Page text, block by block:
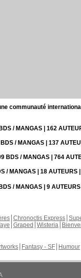
communauté
/ MANGAS | 162
/ MANGAS | 137
BDS / MANGAS | 764
/ MANGAS | 18 AUTEURS
/ MANGAS | 9
Chronoctis Express
Graped Wisteria
Fantasy - SF Humour